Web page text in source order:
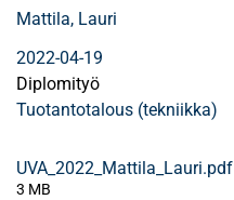
Mattila, Lauri
2022-04-19
Diplomityö
Tuotantotalous (tekniikka)
UVA_2022_Mattila_Lauri.pdf
3 MB